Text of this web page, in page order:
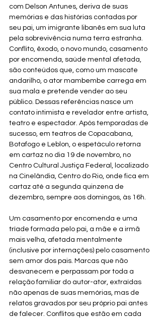
com Delson Antunes, deriva de suas
memórias e das histórias contadas por
seu pai, um imigrante libanês em sua luta
pela sobrevivência numa terra estranha.
Conflito, êxodo, o novo mundo, casamento
por encomenda, saúde mental afetada,
são conteúdos que, como um mascate
andarilho, o ator mambembe carrega em
sua mala e pretende vender ao seu
público. Dessas referências nasce um
contato intimista e revelador entre artista,
teatro e espectador. Após temporadas de
sucesso, em teatros de Copacabana,
Botafogo e Leblon, o espetáculo retorna
em cartaz no dia 19 de novembro, no
Centro Cultural Justiça Federal, localizado
na Cinelândia, Centro do Rio, onde fica em
cartaz até a segunda quinzena de
dezembro, sempre aos domingos, às 16h.
Um casamento por encomenda e uma
tríade formada pelo pai, a mãe e a irmã
mais velha, afetada mentalmente
(inclusive por internações) pelo casamento
sem amor dos pais. Marcas que não
desvanecem e perpassam por toda a
relação familiar do autor-ator, extraídas
não apenas de suas memórias, mas de
relatos gravados por seu próprio pai antes
de falecer. Conflitos que estão em cada